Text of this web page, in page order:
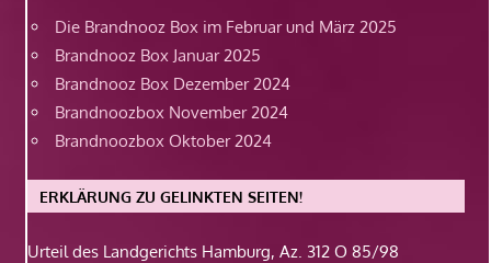
Die Brandnooz Box im Februar und März 2025
Brandnooz Box Januar 2025
Brandnooz Box Dezember 2024
Brandnoozbox November 2024
Brandnoozbox Oktober 2024
ERKLÄRUNG ZU GELINKTEN SEITEN!
Urteil des Landgerichts Hamburg, Az. 312 O 85/98